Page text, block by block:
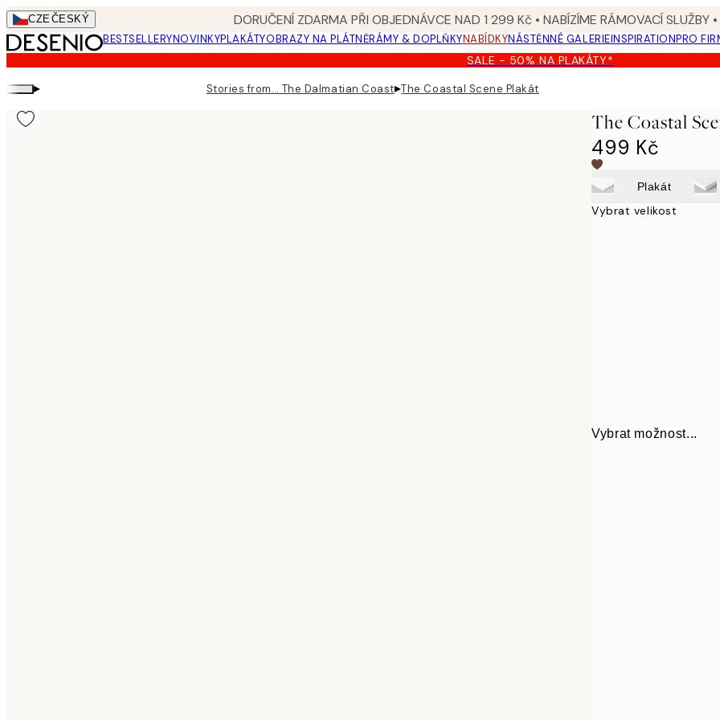
Skip
to
main
content.
CZEČESKÝ DORUČENÍ ZDARMA PŘI OBJEDNÁVCE NAD 1 299 Kč • NABÍZÍME RÁMOVACÍ SLUŽBY
BESTSELLERYNOVINKYPLAKÁTYOBRAZY NA PLÁTNĚRÁMY & DOPLŇKYNABÍDKYNÁSTĚNNÉ GALERIEINSPIRATIONPRO
SALE - 50% NA PLAKÁTY*
▸ Stories from… The Dalmatian Coast▸The Coastal Scene Plakát
The Coastal
499 Kč
Plakát
Vybrat velikost
Vybrat možnost...